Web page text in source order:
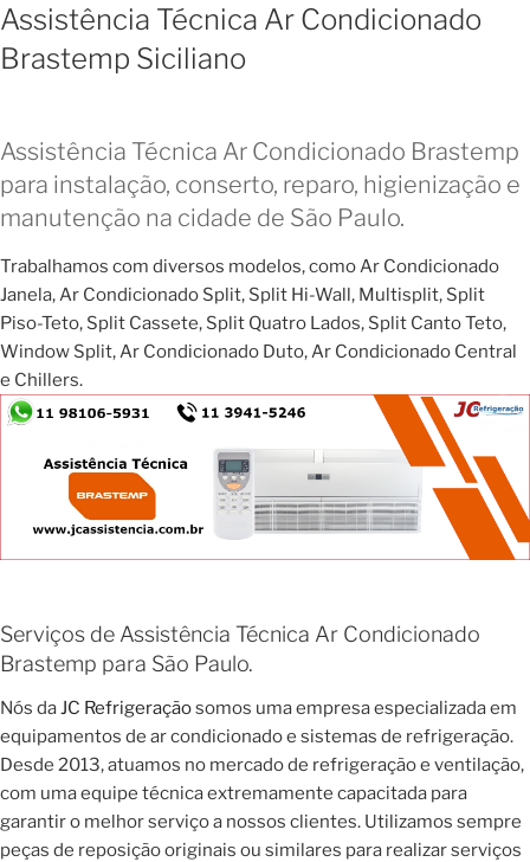
Assistência Técnica Ar Condicionado
Brastemp Siciliano
Assistência Técnica Ar Condicionado Brastemp
para instalação, conserto, reparo, higienização e
manutenção na cidade de São Paulo.
Trabalhamos com diversos modelos, como Ar Condicionado
Janela, Ar Condicionado Split, Split Hi-Wall, Multisplit, Split
Piso-Teto, Split Cassete, Split Quatro Lados, Split Canto Teto,
Window Split, Ar Condicionado Duto, Ar Condicionado Central
e Chillers.
Serviços de Assistência Técnica Ar Condicionado
Brastemp para São Paulo.
Nós daJC Refrigeraçãosomos uma empresa especializada em
equipamentos de ar condicionado e sistemas de refrigeração.
Desde 2013, atuamos no mercado de refrigeração e ventilação,
com uma equipe técnica extremamente capacitada para
garantir o melhor serviço a nossos clientes. Utilizamos sempre
peças de reposição originais ou similares para realizar serviços